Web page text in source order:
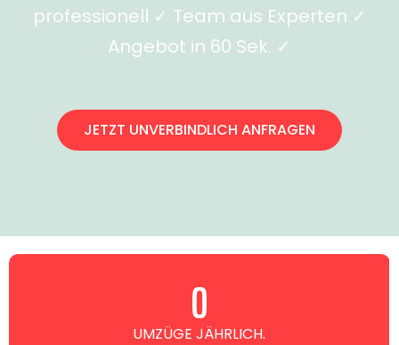
professionell ✓ Team aus Experten ✓
Angebot in 60 Sek. ✓
JETZT UNVERBINDLICH ANFRAGEN
UMZÜGE JÄHRLICH.
0